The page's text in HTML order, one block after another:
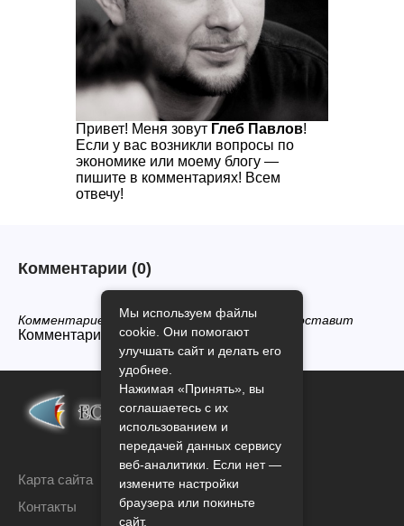
Привет! Меня зовут Глеб Павлов!
Если у вас возникли вопросы по
экономике или моему блогу —
пишите в комментариях! Всем
отвечу!
Комментарии (0)
Комментариев нет, будьте первым кто его оставит
Комментарии закрыты.
Карта сайта
Контакты
Мы используем файлы
cookie. Они помогают
улучшать сайт и делать его
удобнее.
Нажимая «Принять», вы
соглашаетесь с их
использованием и
передачей данных сервису
веб-аналитики. Если нет —
измените настройки
браузера или покиньте
сайт.